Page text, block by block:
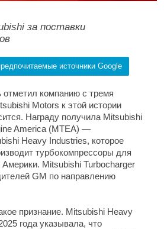
за поставки
источники Google
отметил компанию с тремя
Motors к этой истории
Награду получила Mitsubishi
America (MTEA) —
Heavy Industries, которое
турбокомпрессоры для
Mitsubishi Turbocharger
GM по направлению
признание. Mitsubishi Heavy
года указывала, что